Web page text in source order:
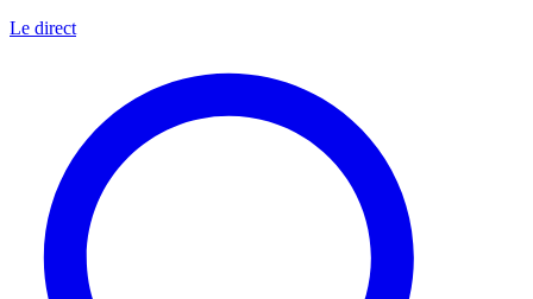
Le direct